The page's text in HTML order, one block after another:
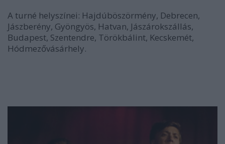
A turné helyszínei: Hajdúböszörmény, Debrecen,
Jászberény, Gyöngyös, Hatvan, Jászárokszállás,
Budapest, Szentendre, Törökbálint, Kecskemét,
Hódmezővásárhely.